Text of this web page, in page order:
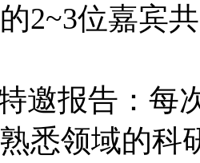
2~3位嘉宾
邀报告：每
悉领域的科